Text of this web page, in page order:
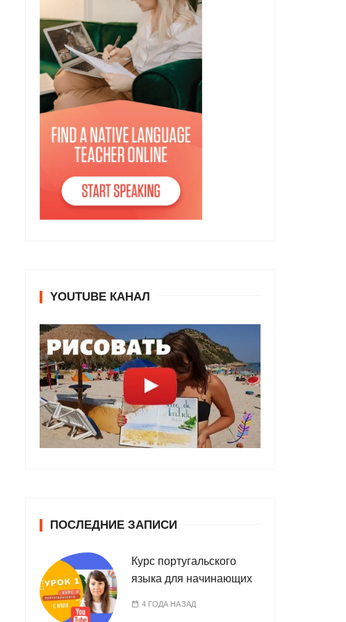
YOUTUBE КАНАЛ
ПОСЛЕДНИЕ ЗАПИСИ
Курс португальского
языка для начинающих
4 ГОДА НАЗАД